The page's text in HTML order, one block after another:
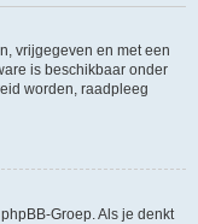
vrijgegeven en met een
is beschikbaar onder
worden, raadpleeg
Groep. Als je denkt